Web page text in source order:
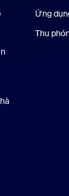
Tính bền vững &
Ứng
Thu